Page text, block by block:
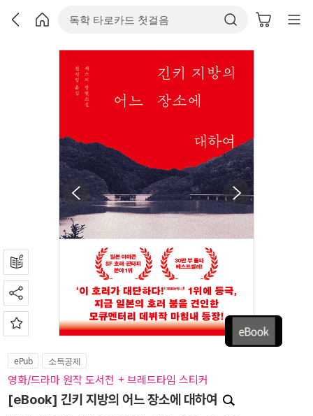
ePub 소득공제
영화/드라마 원작 도서전 + 브레드타임 스티커
[eBook] 긴키 지방의 어느 장소에 대하여